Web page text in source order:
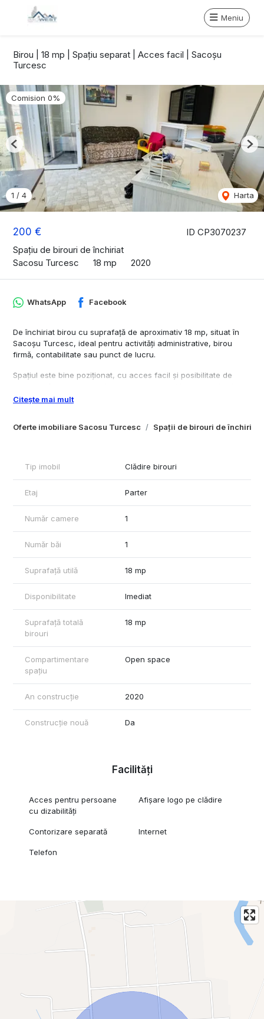
Meniu
Birou | 18 mp | Spațiu separat | Acces facil | Sacoșu
Turcesc
ID CP3070237
200 €
Spațiu de birouri de închiriat
Sacosu Turcesc
18 mp 2020
Comision 0%
1 / 4 Harta
Previous
Oferte imobiliare Sacosu Turcesc Spații de birouri de închiriat
WhatsApp Facebook
De închiriat birou cu suprafață de aproximativ 18 mp, situat în
Sacoșu Turcesc, ideal pentru activități administrative, birou
firmă, contabilitate sau punct de lucru.
Spațiul este bine poziționat, cu acces facil și posibilitate de
industriale.
Ideal birou administrativ / firmă / punct operare
Posibilitate de închiriere împreună cu hală sau spațiu comercial
Pentru detalii și programare vizionare, contactați ImoWest
Imobiliare.
Citește mai mult
Tip imobil Clădire birouri
Etaj Parter
Număr camere 1
Număr băi 1
Suprafață utilă 18 mp
Disponibilitate Imediat
Suprafață totală
birouri
18 mp
Compartimentare
spațiu
Open space
An construcție 2020
Construcție nouă Da
Facilități
Acces pentru persoane
cu dizabilități
Afișare logo pe clădire
Contorizare separată Internet
Telefon